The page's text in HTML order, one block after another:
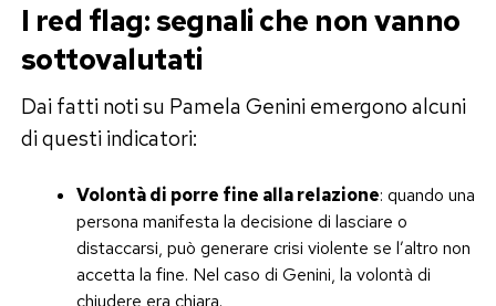
I red flag: segnali che non vanno
sottovalutati
Dai fatti noti su Pamela Genini emergono alcuni
di questi indicatori:
Volontà di porre fine alla relazione: quando una
persona manifesta la decisione di lasciare o
distaccarsi, può generare crisi violente se l’altro non
accetta la fine. Nel caso di Genini, la volontà di
chiudere era chiara.